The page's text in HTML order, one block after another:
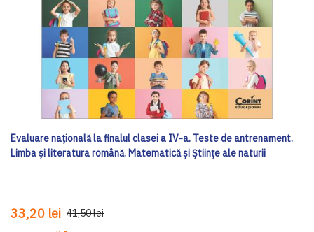
Evaluare națională la finalul clasei a IV-a. Teste de antrenament.
Limba și literatura română. Matematică și Științe ale naturii
33,20 lei 41,50 lei